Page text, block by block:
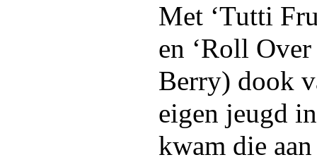
Met ‘Tutti
en ‘Roll
Berry) dook
eigen jeugd
kwam die